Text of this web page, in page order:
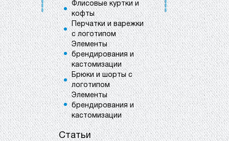
Флисовые куртки и
кофты
Перчатки и варежки
с логотипом
Элементы
брендирования и
кастомизации
Брюки и шорты с
логотипом
Элементы
брендирования и
кастомизации
Статьи